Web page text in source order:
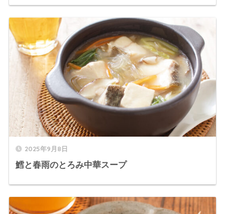
2025年9月8日
鱈と春雨のとろみ中華スープ